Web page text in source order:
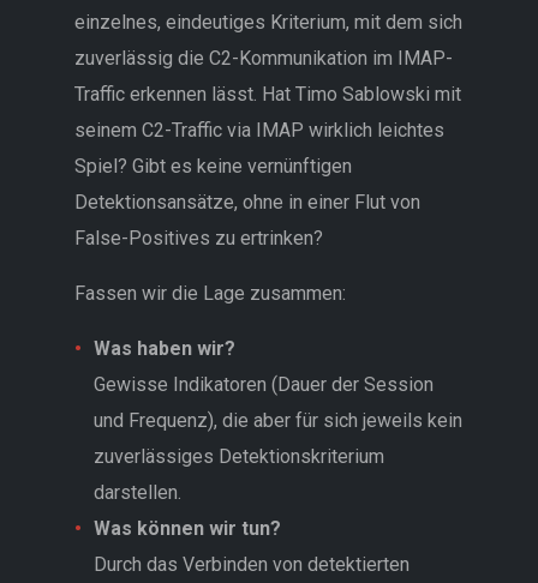
einzelnes, eindeutiges Kriterium, mit dem sich
zuverlässig die C2-Kommunikation im IMAP-
Traffic erkennen lässt. Hat Timo Sablowski mit
seinem C2-Traffic via IMAP wirklich leichtes
Spiel? Gibt es keine vernünftigen
Detektionsansätze, ohne in einer Flut von
False-Positives zu ertrinken?
Fassen wir die Lage zusammen:
Was haben wir?
Gewisse Indikatoren (Dauer der Session
und Frequenz), die aber für sich jeweils kein
zuverlässiges Detektionskriterium
darstellen.
Was können wir tun?
Durch das Verbinden von detektierten